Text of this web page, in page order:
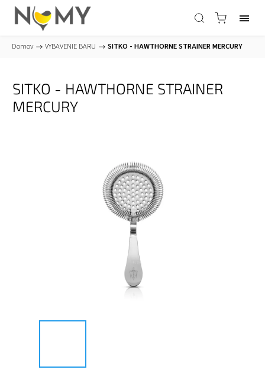
Domov / VYBAVENIE BARU / SITKO - HAWTHORNE STRAINER MERCURY
SITKO - HAWTHORNE STRAINER
MERCURY